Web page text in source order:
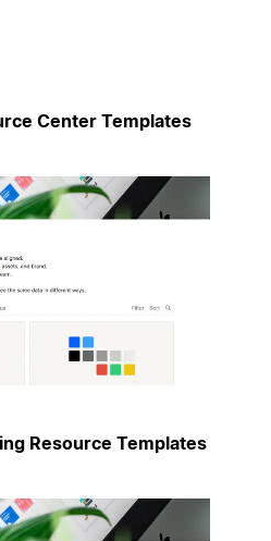
Center Templates
Resource Templates